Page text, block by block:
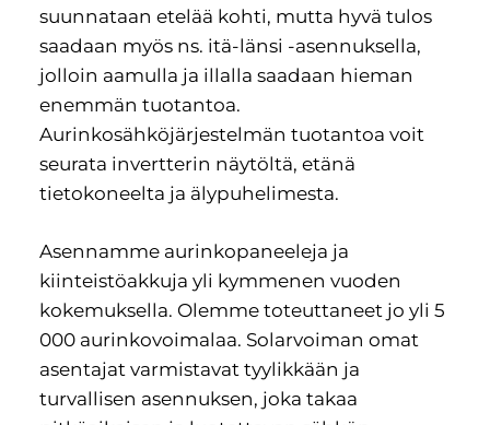
suunnataan etelää kohti, mutta hyvä tulos
saadaan myös ns. itä-länsi -asennuksella,
jolloin aamulla ja illalla saadaan hieman
enemmän tuotantoa.
Aurinkosähköjärjestelmän tuotantoa voit
seurata invertterin näytöltä, etänä
tietokoneelta ja älypuhelimesta.
Asennamme aurinkopaneeleja ja
kiinteistöakkuja yli kymmenen vuoden
kokemuksella. Olemme toteuttaneet jo yli 5
000 aurinkovoimalaa. Solarvoiman omat
asentajat varmistavat tyylikkään ja
turvallisen asennuksen, joka takaa